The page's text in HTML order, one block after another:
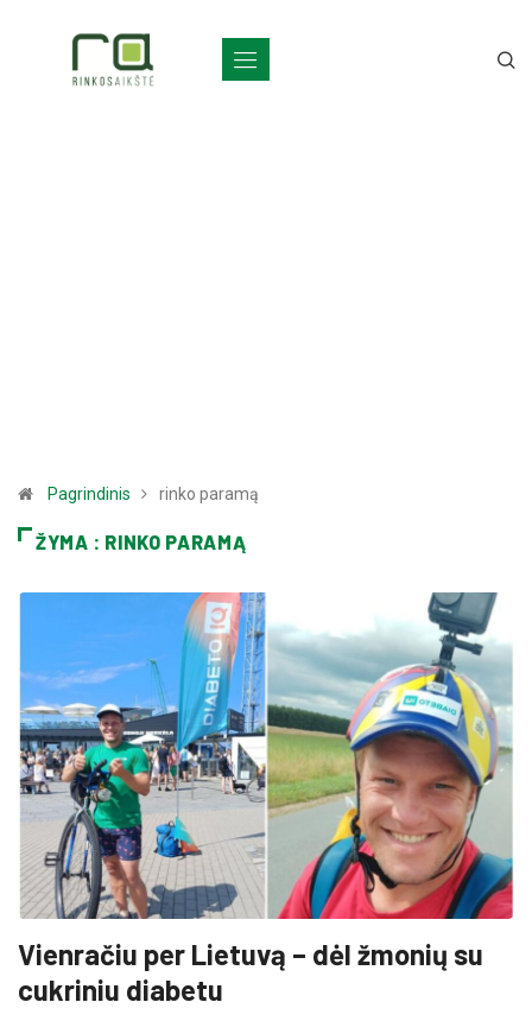
Pagrindinis rinko paramą
ŽYMA : RINKO PARAMĄ
Vienračiu per Lietuvą – dėl žmonių su
cukriniu diabetu